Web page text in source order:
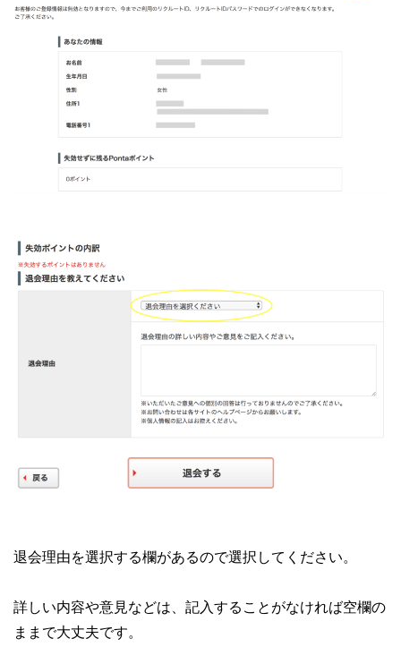
退会理由を選択する欄があるので選択してください。
詳しい内容や意見などは、記入することがなければ空欄の
ままで大丈夫です。